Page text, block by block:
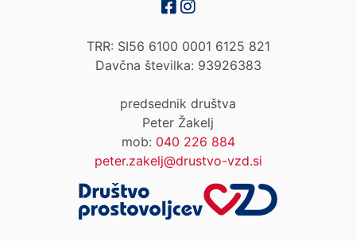
TRR: SI56 6100 0001 6125 821
Davčna številka: 93926383
predsednik društva
Peter Žakelj
mob: 040 226 884
peter.zakelj@drustvo-vzd.si